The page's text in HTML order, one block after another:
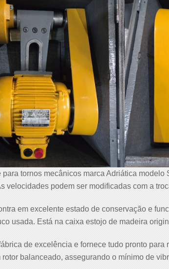
para tornos mecânicos marca Adriática
velocidades podem ser modificadas com a
em excelente estado de conservação e
usada. Está na caixa estojo de madeira
de excelência e fornece tudo pronto
balanceado, assegurando o mínimo de